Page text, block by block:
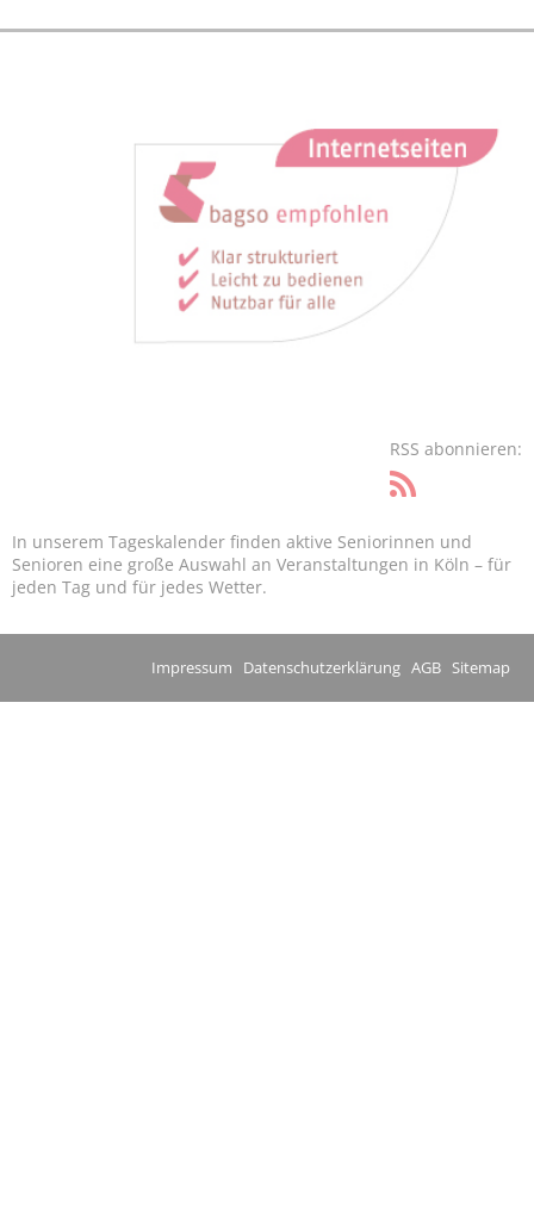
RSS abonnieren:
In unserem Tageskalender finden aktive Seniorinnen und
Senioren eine große Auswahl an Veranstaltungen in Köln – für
jeden Tag und für jedes Wetter.
Impressum Datenschutzerklärung AGB Sitemap